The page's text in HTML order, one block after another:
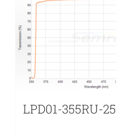
LPD01-355RU-25